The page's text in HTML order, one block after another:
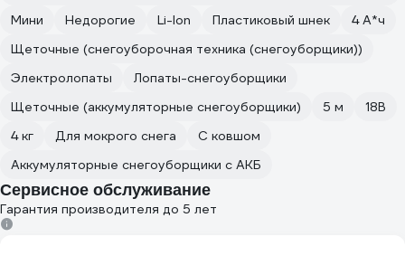
Мини
Недорогие Li-Ion Пластиковый шнек
4 А*ч
Щеточные (снегоуборочная техника (снегоуборщики))
Электролопаты
Лопаты-снегоуборщики
Щеточные (аккумуляторные снегоуборщики)
5 м
18В
4 кг
Для мокрого снега
С ковшом
Аккумуляторные снегоуборщики с АКБ
Сервисное обслуживание
Гарантия производителя до 5 лет